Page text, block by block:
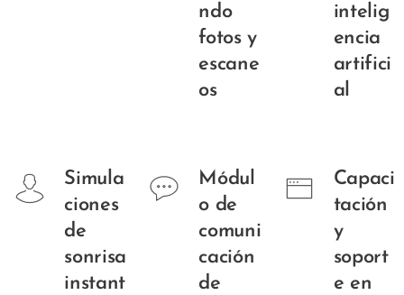
ndo
fotos y
escane
os
intelig
encia
artifici
al
Simula
ciones
de
sonrisa
instant
Módul
o de
comuni
cación
de
Capaci
tación
y
soport
e en